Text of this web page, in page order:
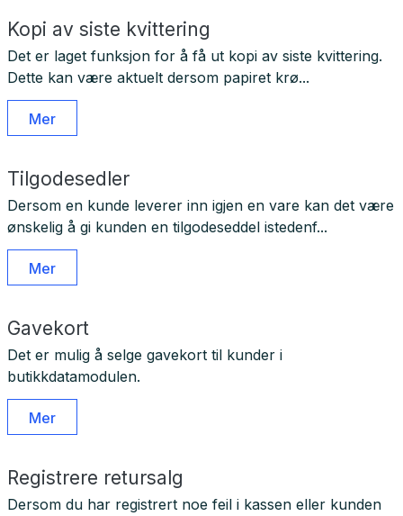
Kopi av siste kvittering
Det er laget funksjon for å få ut kopi av siste kvittering.
Dette kan være aktuelt dersom papiret krø...
Mer
Tilgodesedler
Dersom en kunde leverer inn igjen en vare kan det være
ønskelig å gi kunden en tilgodeseddel istedenf...
Mer
Gavekort
Det er mulig å selge gavekort til kunder i
butikkdatamodulen.
Mer
Registrere retursalg
Dersom du har registrert noe feil i kassen eller kunden